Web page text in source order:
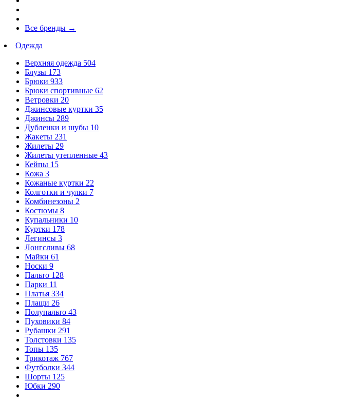
Все бренды →
Одежда
Верхняя одежда 504
Блузы 173
Брюки 933
Брюки спортивные 62
Ветровки 20
Джинсовые куртки 35
Джинсы 289
Дубленки и шубы 10
Жакеты 231
Жилеты 29
Жилеты утепленные 43
Кейпы 15
Кожа 3
Кожаные куртки 22
Колготки и чулки 7
Комбинезоны 2
Костюмы 8
Купальники 10
Куртки 178
Легинсы 3
Лонгсливы 68
Майки 61
Носки 9
Пальто 128
Парки 11
Платья 334
Плащи 26
Полупальто 43
Пуховики 84
Рубашки 291
Толстовки 135
Топы 135
Трикотаж 767
Футболки 344
Шорты 125
Юбки 290